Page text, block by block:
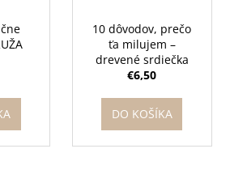
10 dôvodov, prečo
ťa milujem –
drevené srdiečka
€6,50
DO KOŠÍKA